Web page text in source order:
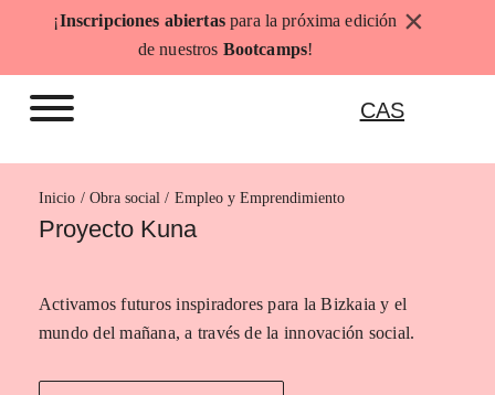
¡Inscripciones abiertaspara la próxima edición
de nuestros Bootcamps!
×
CAS
Inicio Empleo y Emprendimiento
Proyecto Kuna
Activamos futuros inspiradores para la Bizkaia y el
mundo del mañana, a través de la innovación social.